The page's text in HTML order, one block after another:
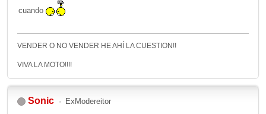
cuando
VENDER O NO VENDER HE AHÍ LA CUESTION!!
VIVA LA MOTO!!!!
Sonic ExModereitor